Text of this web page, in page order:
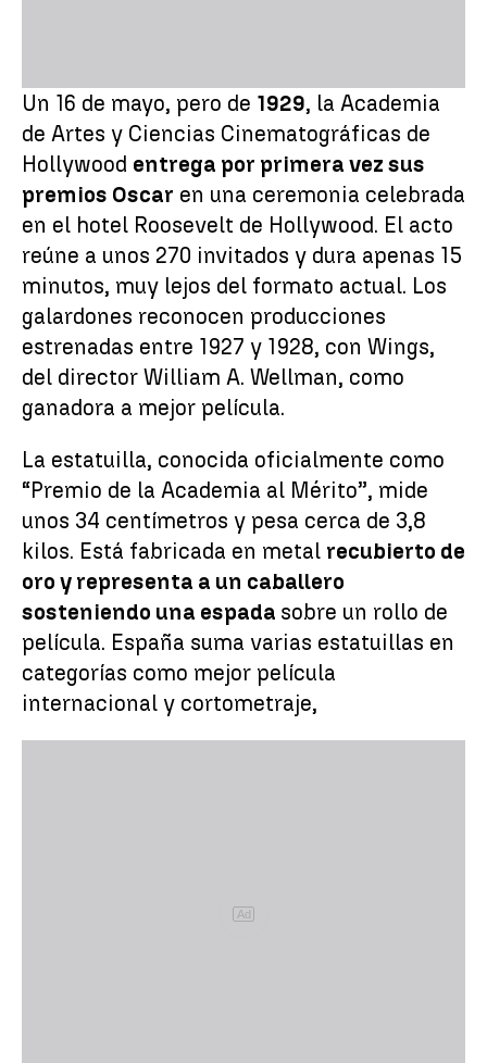
Un 16 de mayo, pero de 1929, la Academia
de Artes y Ciencias Cinematográficas de
Hollywood entrega por primera vez sus
premios Oscar en una ceremonia celebrada
en el hotel Roosevelt de Hollywood. El acto
reúne a unos 270 invitados y dura apenas 15
minutos, muy lejos del formato actual. Los
galardones reconocen producciones
estrenadas entre 1927 y 1928, con Wings,
del director William A. Wellman, como
ganadora a mejor película.
La estatuilla, conocida oficialmente como
“Premio de la Academia al Mérito”, mide
unos 34 centímetros y pesa cerca de 3,8
kilos. Está fabricada en metal recubierto de
oro y representa a un caballero
sosteniendo una espada sobre un rollo de
película. España suma varias estatuillas en
categorías como mejor película
internacional y cortometraje,
Ad